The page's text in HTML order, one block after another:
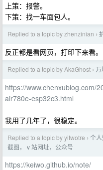
上策：报警。
下策：找一车面包人。
Replied to a topic by zhenzinian ›
反正都是看网页，打印下来看。
Replied to a topic by AkaGhost › 万
https://www.chenxublog.com/
air780e-esp32c3.html
我用了几年了，很稳定。
Replied to a topic by yitwotre › 个
截图， v 站网址，公众号
https://keiwo.github.io/note/